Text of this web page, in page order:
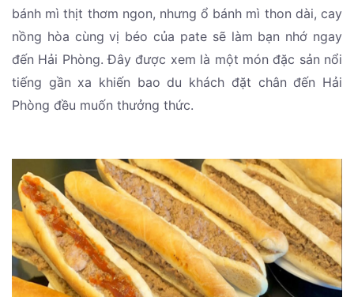
bánh mì thịt thơm ngon, nhưng ổ bánh mì thon dài, cay
nồng hòa cùng vị béo của pate sẽ làm bạn nhớ ngay
đến Hải Phòng. Đây được xem là một món đặc sản nổi
tiếng gần xa khiến bao du khách đặt chân đến Hải
Phòng đều muốn thưởng thức.